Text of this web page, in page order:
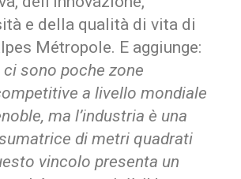
e della qualità di vita di
Métropole. E aggiunge:
ci sono poche zone
a livello mondiale
ma l’industria è una
di metri quadrati
vincolo presenta un